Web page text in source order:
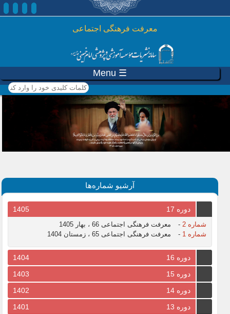
رفتن به محتوای اصلی
معرفت فرهنگی اجتماعی
☰ Menu
کلمات کلیدی خود را وارد
کنید
آرشیو شماره‌ها
دوره 17 1405
شماره 2 -
معرفت فرهنگی اجتماعی 66 ، بهار 1405
شماره 1
- معرفت فرهنگی اجتماعی 65 ، زمستان 1404
دوره 16
1404
دوره 15
1403
دوره 14
1402
دوره 13
1401